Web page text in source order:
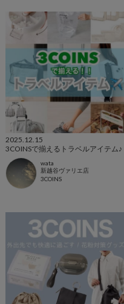
2025.12.15
3COINSで揃えるトラベルアイテム♪
wata
新越谷ヴァリエ店
3COINS